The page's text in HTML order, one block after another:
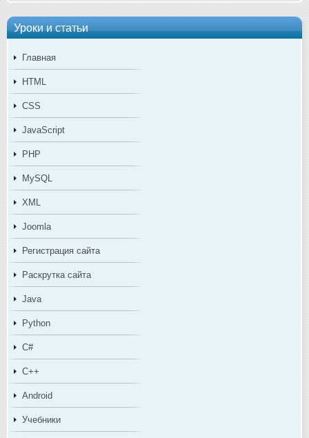
Уроки и статьи
Главная
HTML
CSS
JavaScript
PHP
MySQL
XML
Joomla
Регистрация сайта
Раскрутка сайта
Java
Python
C#
C++
Android
Учебники